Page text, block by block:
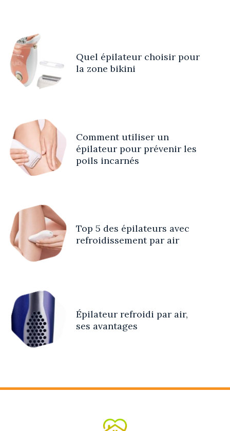
Quel épilateur choisir pour
la zone bikini
Comment utiliser un
épilateur pour prévenir les
poils incarnés
Top 5 des épilateurs avec
refroidissement par air
Épilateur refroidi par air,
ses avantages